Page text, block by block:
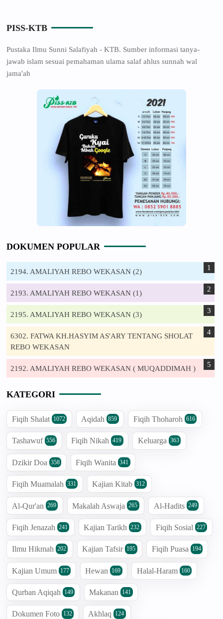
PISS-KTB
Pustaka Ilmu Sunni Salafiyah - KTB. Sumber informasi tanya-
jawab islam sesuai pemahaman ulama salaf ahlus sunnah wal
jama'ah
DOKUMEN POPULAR
2194. AMALIYAH REBO WEKASAN (2)
2193. AMALIYAH REBO WEKASAN (1)
2195. AMALIYAH REBO WEKASAN (3)
6302. FATWA KH.HASYIM AS'ARY TENTANG SHOLAT
REBO WEKASAN
2192. AMALIYAH REBO WEKASAN ( MUQADDIMAH )
KATEGORI
Fiqih Shalat 1072 Aqidah 859 Fiqih Thoharoh 616
Tashawuf 556 Fiqih Nikah 419 Keluarga 363
Dzikir Doa 358 Fiqih Wanita 341
Fiqih Muamalah 331 Kajian Kitab 312
Al-Qur'an 269 Makalah Aswaja 265 Al-Hadits 249
Fiqih Jenazah 241 Kajian Tarikh 232 Fiqih Sosial 227
Ilmu Hikmah 202 Kajian Tafsir 195 Fiqih Puasa 194
Kajian Umum 177 Hewan 169 Halal-Haram 160
Qurban Aqiqah 149 Makanan 141
Dokumen Foto 132 Akhlaq 124